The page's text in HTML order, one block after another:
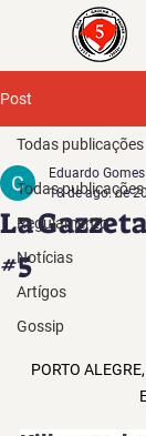
Post
Todas publicações
Regulamento
Notícias
Artígos
Gossip
Todas publicações
La
#5
Eduardo Gomes
18 de ago. de
PORTO